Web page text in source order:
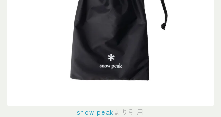
snow peak より引用